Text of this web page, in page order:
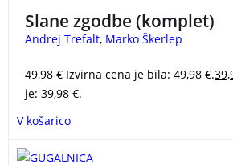
življenja preživel na morju. Avtor vas
skozi več kot štirideset let
Slane zgodbe (komplet)
Andrej Trefalt, Marko Škerlep
49,98€ Izvirna cena je bila: 49,98 €.
je: 39,98 €.
V košarico